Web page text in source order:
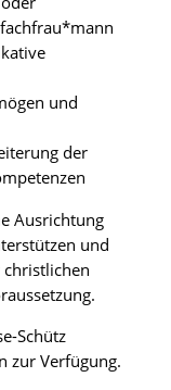
und
der
Ausrichtung
und
Schütz
zur Verfügung.